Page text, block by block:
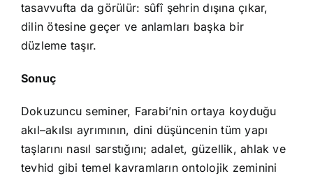
tasavvufta da görülür: sûfî şehrin dışına çıkar,
dilin ötesine geçer ve anlamları başka bir
düzleme taşır.
Sonuç
Dokuzuncu seminer, Farabi’nin ortaya koyduğu
akıl–akılsı ayrımının, dini düşüncenin tüm yapı
taşlarını nasıl sarstığını; adalet, güzellik, ahlak ve
tevhid gibi temel kavramların ontolojik zeminini